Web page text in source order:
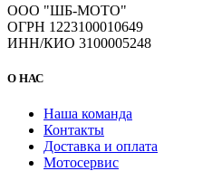
ООО "ШБ-МОТО"
ОГРН 1223100010649
ИНН/КИО 3100005248
О НАС
Наша команда
Контакты
Доставка и оплата
Мотосервис